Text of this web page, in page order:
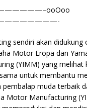
sendiri akan didukung
Motor Eropa dan
(YIMM) yang melihat
untuk membantu
muda terbaik
Motor Manufacturing